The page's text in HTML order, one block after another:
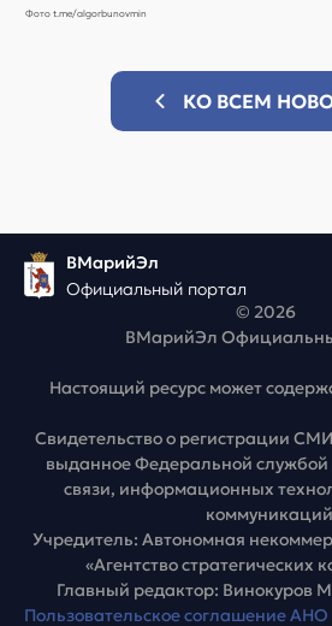
Фото t.me/algorbunovmin
КО ВСЕМ
ВМарийЭл
Официальный портал
© 2026
ВМарийЭл
Настоящий ресурс может
Свидетельство о регистрации
выданное Федеральной службой
связи, информационных
коммуникаций
Учредитель: Автономная
«Агентство стратегических
Главный редактор: Винокуров
Пользовательское соглашение